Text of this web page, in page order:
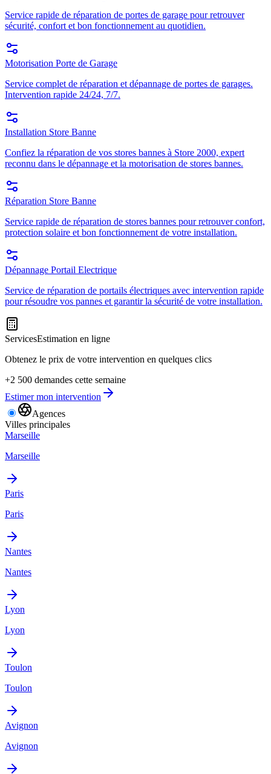
Service rapide de réparation de portes de garage pour retrouver
sécurité, confort et bon fonctionnement au quotidien.
Motorisation Porte de Garage
Service complet de réparation et dépannage de portes de garages.
Intervention rapide 24/24, 7/7.
Installation Store Banne
Confiez la réparation de vos stores bannes à Store 2000, expert
reconnu dans le dépannage et la motorisation de stores bannes.
Réparation Store Banne
Service rapide de réparation de stores bannes pour retrouver confort,
protection solaire et bon fonctionnement de votre installation.
Dépannage Portail Electrique
Service de réparation de portails électriques avec intervention rapide
pour résoudre vos pannes et garantir la sécurité de votre installation.
ServicesEstimation en ligne
Obtenez le prix de votre intervention en quelques clics
+2 500 demandes cette semaine
Estimer mon intervention
Agences
Villes principales
Marseille
Marseille
Paris
Paris
Nantes
Nantes
Lyon
Lyon
Toulon
Toulon
Avignon
Avignon